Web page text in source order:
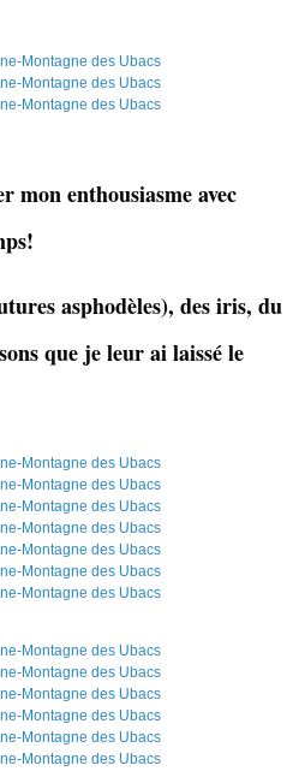
mon enthousiasme avec
asphodèles), des iris, du
que je leur ai laissé le